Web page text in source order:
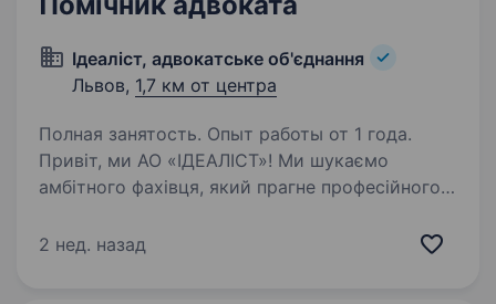
Ідеаліст, адвокатське об'єднання
Львов, 1,7 км от центра
Полная занятость. Опыт работы от 1 года.
Привіт, ми АО «ІДЕАЛІСТ»! Ми шукаємо
амбітного фахівця, який прагне професійного
зростання до керівника нової філії в іншому
2 нед. назад